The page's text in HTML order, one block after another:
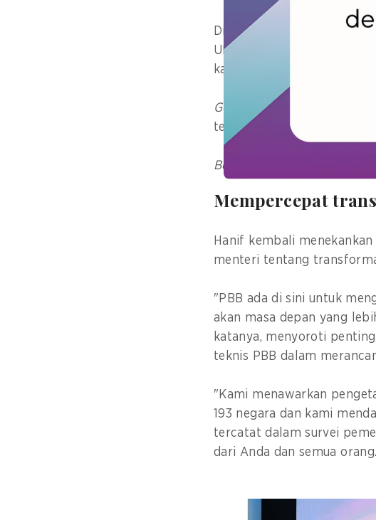
Di bawah tiga tema
UNPSF 2025
kapasitas dan berbagi
GovInsider
diundang oleh
tersebut.
Berlangganan bulletin
Mempercepat
Hanif kembali
menteri tentang
"PBB ada di sini untuk
akan masa depan yang
katanya, menyoroti
teknis PBB dalam
"Kami menawarkan
193 negara dan kami
tercatat dalam survei
dari Anda dan semua